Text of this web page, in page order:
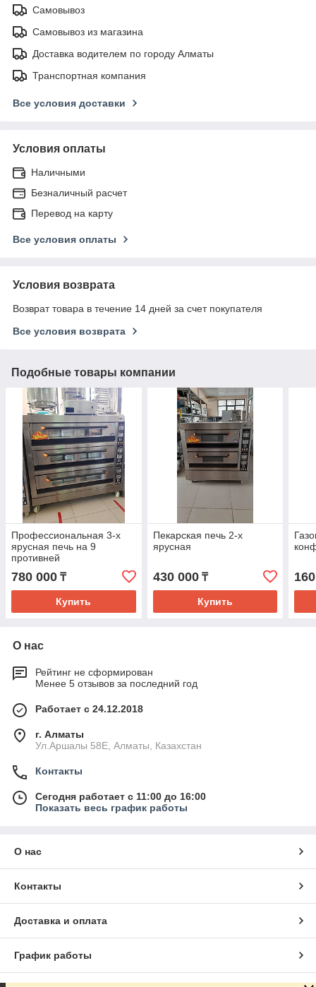
Самовывоз
Самовывоз из магазина
Доставка водителем по городу Алматы
Транспортная компания
Все условия доставки
Условия оплаты
Наличными
Безналичный расчет
Перевод на карту
Все условия оплаты
Условия возврата
Возврат товара в течение 14 дней за счет покупателя
Все условия возврата
Подобные товары компании
Профессиональная 3-х
ярусная печь на 9
противней
780 000 ₸
Купить
Пекарская печь 2-х
ярусная
430 000₸
Купить
О нас
Рейтинг не сформирован
Менее 5 отзывов за последний год
Работает с 24.12.2018
г. Алматы
Ул.Аршалы 58Е, Алматы, Казахстан
Контакты
Сегодня работает с 11:00 до 16:00
Показать весь график работы
О нас
Контакты
Доставка и оплата
График работы